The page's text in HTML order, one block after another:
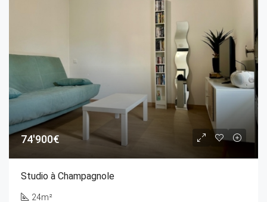
74'900€
Studio à Champagnole
24m²